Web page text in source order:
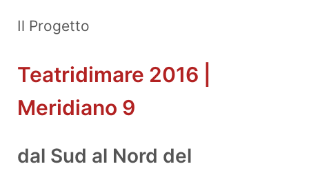
Il Progetto
Teatridimare 2016 |
Meridiano 9
dal Sud al Nord del